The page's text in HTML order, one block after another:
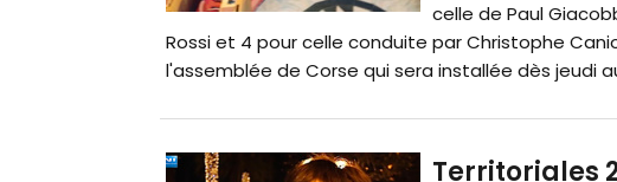
celle de Paul
Rossi et 4 pour celle conduite par Christophe
l'assemblée de Corse qui sera installée dès jeudi
Territoriales